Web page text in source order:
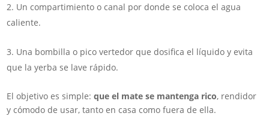
Un compartimiento o canal por donde se coloca el agua
caliente.
Una bombilla o pico vertedor que dosifica el líquido y evita
que la yerba se lave rápido.
El objetivo es simple:que el mate se mantenga rico, rendidor
y cómodo de usar, tanto en casa como fuera de ella.